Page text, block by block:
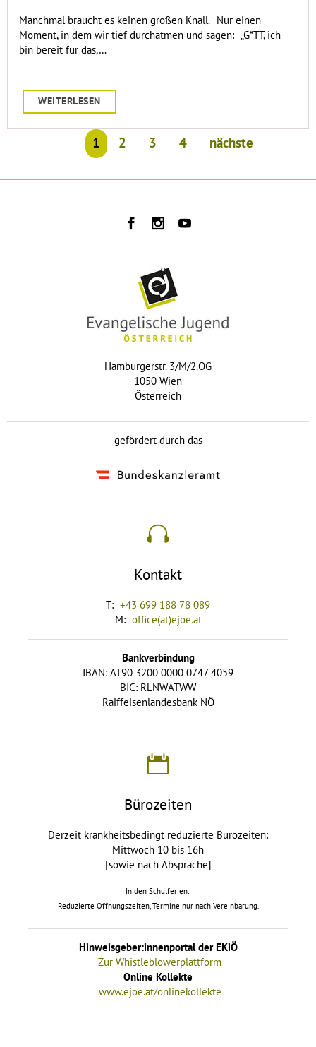
Manchmal braucht es keinen großen Knall. Nur einen
Moment, in dem wir tief durchatmen und sagen: „G*TT, ich
bin bereit für das,…
WEITERLESEN
1 2 3 4 nächste
Hamburgerstr. 3/M/2.OG
1050 Wien
Österreich
gefördert durch das
Kontakt
T: +43 699 188 78 089
M: office(at)ejoe.at
Bankverbindung
IBAN: AT90 3200 0000 0747 4059
BIC: RLNWATWW
Raiffeisenlandesbank NÖ
Bürozeiten
Derzeit krankheitsbedingt reduzierte Bürozeiten:
Mittwoch 10 bis 16h
[sowie nach Absprache]
In den Schulferien:
Reduzierte Öffnungszeiten, Termine nur nach Vereinbarung.
Hinweisgeber:innenportal der EKiÖ
Zur Whistleblowerplattform
Online Kollekte
www.ejoe.at/onlinekollekte